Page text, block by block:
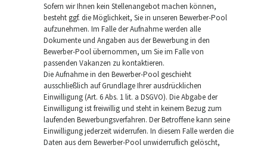
Sofern wir Ihnen kein Stellenangebot machen können,
besteht ggf. die Möglichkeit, Sie in unseren Bewerber-Pool
aufzunehmen. Im Falle der Aufnahme werden alle
Dokumente und Angaben aus der Bewerbung in den
Bewerber-Pool übernommen, um Sie im Falle von
passenden Vakanzen zu kontaktieren.
Die Aufnahme in den Bewerber-Pool geschieht
ausschließlich auf Grundlage Ihrer ausdrücklichen
Einwilligung (Art. 6 Abs. 1 lit. a DSGVO). Die Abgabe der
Einwilligung ist freiwillig und steht in keinem Bezug zum
laufenden Bewerbungsverfahren. Der Betroffene kann seine
Einwilligung jederzeit widerrufen. In diesem Falle werden die
Daten aus dem Bewerber-Pool unwiderruflich gelöscht,